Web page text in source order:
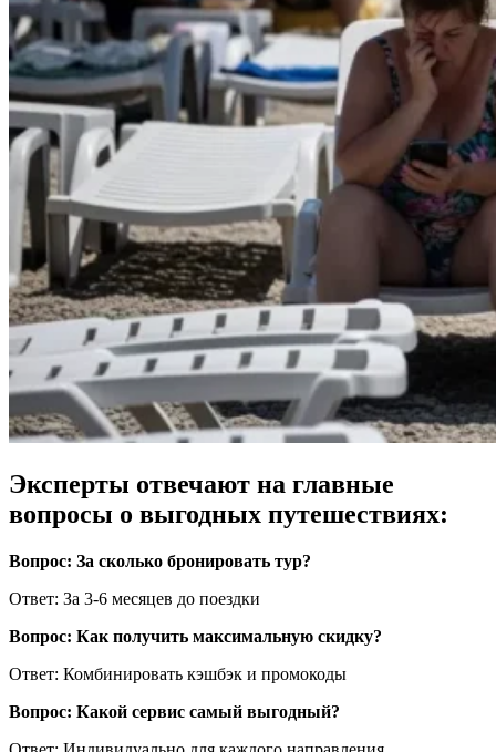
Эксперты отвечают на главные
вопросы о выгодных путешествиях:
Вопрос: За сколько бронировать тур?
Ответ: За 3-6 месяцев до поездки
Вопрос: Как получить максимальную скидку?
Ответ: Комбинировать кэшбэк и промокоды
Вопрос: Какой сервис самый выгодный?